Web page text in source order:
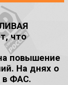
что
повышение
На днях о
в ФАС.